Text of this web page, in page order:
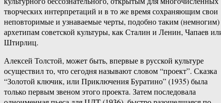
творческих интерпретаций и в то же время сохраняющим свои
неповторимые и узнаваемые черты, подобно таким (немногим)
архетипам советской культуры, как Сталин и Ленин, Чапаев
Штирлиц.
Алексей Толстой, может быть, впервые в русской культуре
осуществил то, что сегодня называют словом “проект”. Сказка
“Золотой ключик, или Приключения Буратино” (1935) была
только первым звеном этого проекта. Затем последовала